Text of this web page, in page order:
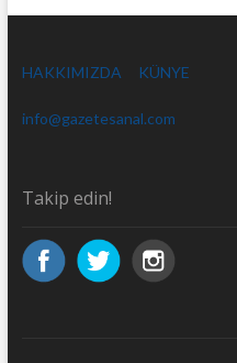
HAKKIMIZDA KÜNYE
info@gazetesanal.com
Takip edin!